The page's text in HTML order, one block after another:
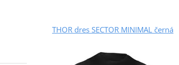
THOR dres SECTOR MINIMAL černá